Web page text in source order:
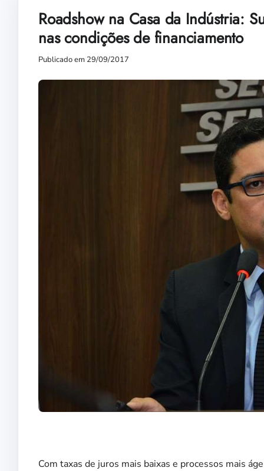
Roadshow na Casa da Indústria:
nas condições de financiamento
Publicado em 29/09/2017
Com taxas de juros mais baixas e processos mais